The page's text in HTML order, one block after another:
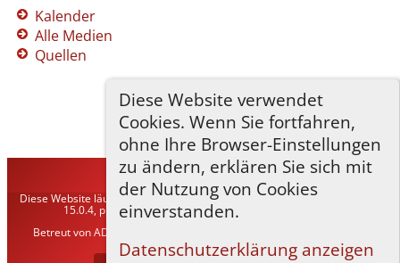
Diese Website verwendet
Cookies. Wenn Sie fortfahren,
ohne Ihre Browser-Einstellungen
zu ändern, erklären Sie sich mit
der Nutzung von Cookies
einverstanden.
Datenschutzerklärung anzeigen
Kalender
Alle Medien
Quellen
TNG-ADLER©2026
Diese Website läuft mitThe Next Generation of Genealogy Sitebuilding
15.0.4, programmiert von Darrin Lythgoe © 2001-2026.
Betreut vonADLER Heraldisch-Genealogische Gesellschaft, Wien
Datenschutzerklärung.